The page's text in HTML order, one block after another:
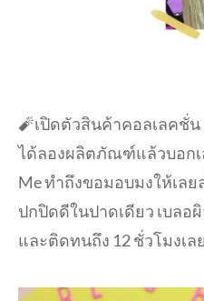
🧨เปิดตัวสินค้าคอลเลคชั่น
ได้ลองผลิตภัณฑ์แล้วบอกเ
Me ทำถึงขอมอบมงให้เล
ปกปิดดีในปาดเดียว เบลอ
และติดทนถึง 12 ชั่วโมงเล